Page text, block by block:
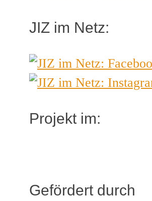
JIZ im Netz:
Projekt im:
Gefördert durch